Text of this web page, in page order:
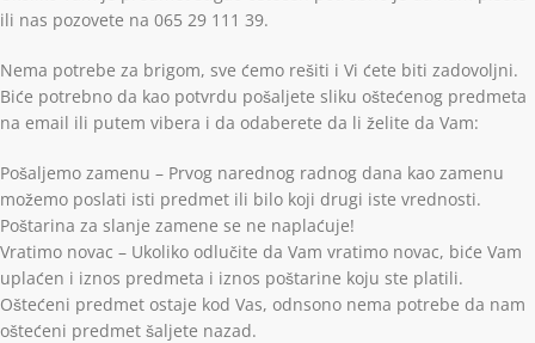
ili nas pozovete na 065 29 111 39.
Nema potrebe za brigom, sve ćemo rešiti i Vi ćete biti zadovoljni.
Biće potrebno da kao potvrdu pošaljete sliku oštećenog predmeta
na email ili putem vibera i da odaberete da li želite da Vam:
Pošaljemo zamenu – Prvog narednog radnog dana kao zamenu
možemo poslati isti predmet ili bilo koji drugi iste vrednosti.
Poštarina za slanje zamene se ne naplaćuje!
Vratimo novac – Ukoliko odlučite da Vam vratimo novac, biće Vam
uplaćen i iznos predmeta i iznos poštarine koju ste platili.
Oštećeni predmet ostaje kod Vas, odnsono nema potrebe da nam
oštećeni predmet šaljete nazad.